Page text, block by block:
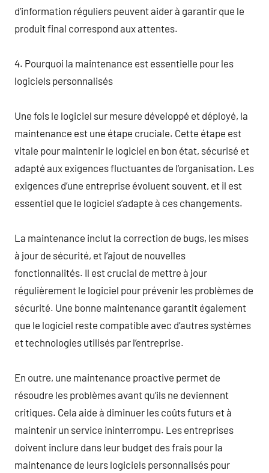
d’information réguliers peuvent aider à garantir que le
produit final correspond aux attentes.
4. Pourquoi la maintenance est essentielle pour les
logiciels personnalisés
Une fois le logiciel sur mesure développé et déployé, la
maintenance est une étape cruciale. Cette étape est
vitale pour maintenir le logiciel en bon état, sécurisé et
adapté aux exigences fluctuantes de l’organisation. Les
exigences d’une entreprise évoluent souvent, et il est
essentiel que le logiciel s’adapte à ces changements.
La maintenance inclut la correction de bugs, les mises
à jour de sécurité, et l’ajout de nouvelles
fonctionnalités. Il est crucial de mettre à jour
régulièrement le logiciel pour prévenir les problèmes de
sécurité. Une bonne maintenance garantit également
que le logiciel reste compatible avec d’autres systèmes
et technologies utilisés par l’entreprise.
En outre, une maintenance proactive permet de
résoudre les problèmes avant qu’ils ne deviennent
critiques. Cela aide à diminuer les coûts futurs et à
maintenir un service ininterrompu. Les entreprises
doivent inclure dans leur budget des frais pour la
maintenance de leurs logiciels personnalisés pour